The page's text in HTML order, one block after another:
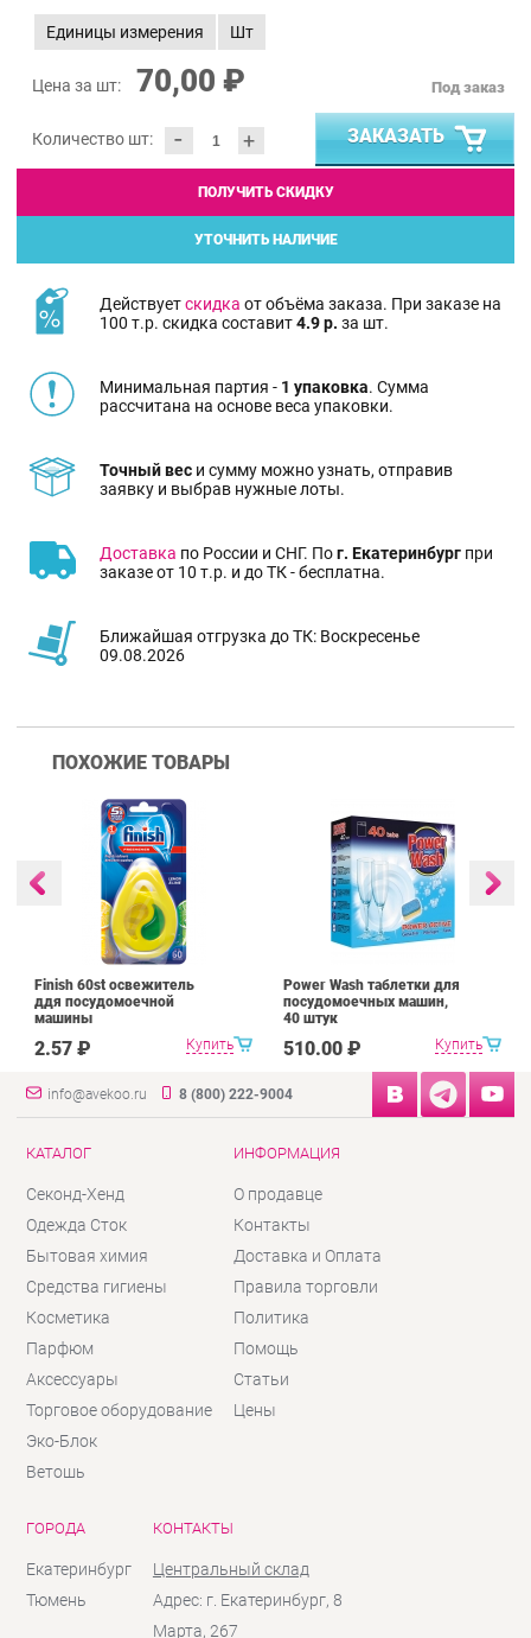
Единицы измерения Шт
Цена за шт: 70,00 ₽
Количество шт: - +
Под заказ
ЗАКАЗАТЬ
ПОЛУЧИТЬ СКИДКУ
УТОЧНИТЬ НАЛИЧИЕ
Действуетскидка от объёма заказа. При заказе на
100 т.р. скидка составит4.9 р. за шт.
Минимальная партия - 1 упаковка. Сумма
рассчитана на основе веса упаковки.
Точный вес и сумму можно узнать, отправив
заявку и выбрав нужные лоты.
Доставка по России и СНГ. Пог. Екатеринбург при
заказе от 10 т.р. и до ТК - бесплатна.
Ближайшая отгрузка до ТК: Воскресенье
09.08.2026
ПОХОЖИЕ ТОВАРЫ
Купить
Finish 60st освежитель
ддя посудомоечной
машины
2.57 ₽ Купить
Power Wash таблетки для
посудомоечных машин,
40 штук
510.00 ₽
info@avekoo.ru 8 (800) 222-9004
КАТАЛОГ
Секонд-Хенд
Одежда Сток
Бытовая химия
Средства гигиены
Косметика
Парфюм
Аксессуары
Торговое оборудование
Эко-Блок
Ветошь
ИНФОРМАЦИЯ
О продавце
Контакты
Доставка и Оплата
Правила торговли
Политика
Помощь
Статьи
Цены
ГОРОДА
Екатеринбург
Тюмень
КОНТАКТЫ
Центральный склад
Адрес: г. Екатеринбург, 8
Марта, 267